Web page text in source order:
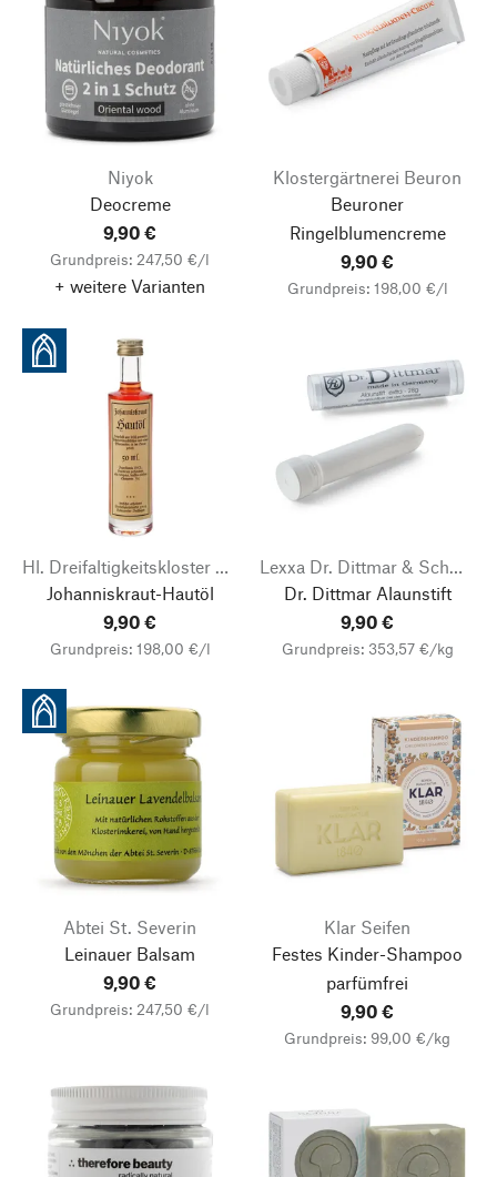
Niyok
Deocreme
9,90 €
Grundpreis: 247,50 €/l
+ weitere Varianten
Klostergärtnerei Beuron
Beuroner
Ringelblumencreme
9,90 €
Grundpreis: 198,00 €/l
Hl. Dreifaltigkeitskloster Buchhagen
Johanniskraut-Hautöl
9,90 €
Grundpreis: 198,00 €/l
Lexxa Dr. Dittmar & Schmidt
Dr. Dittmar Alaunstift
9,90 €
Grundpreis: 353,57 €/kg
Abtei St. Severin
Leinauer Balsam
9,90 €
Grundpreis: 247,50 €/l
Klar Seifen
Festes Kinder-Shampoo
parfümfrei
9,90 €
Grundpreis: 99,00 €/kg